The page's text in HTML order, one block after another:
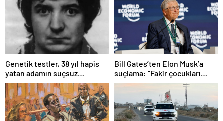
Genetik testler, 38 yıl hapis
yatan adamın suçsuz
olduğunu ortaya çıkardı
Bill Gates’ten Elon Musk’a
suçlama: “Fakir çocukları
öldürdü”